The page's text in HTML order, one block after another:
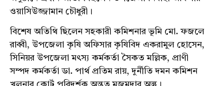
ওয়াসিউজ্জামান চৌধুরী।
বিশেষ অতিথি ছিলেন সহকারী কমিশনার ভূমি মো. ফজলে
রাব্বী, উপজেলা কৃষি অফিসার কৃষিবিদ একরামুল হোসেন,
সিনিয়র উপজেলা মৎস্য কর্মকর্তা সৈকত মল্লিক, প্রাণী
সম্পদ কর্মকর্তা ডা. পার্থ প্রতিম রায়, দুর্নীতি দমন কমিশন